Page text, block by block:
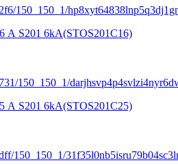
А S201 6kA(STOS201C16)
А S201 6kA(STOS201C25)